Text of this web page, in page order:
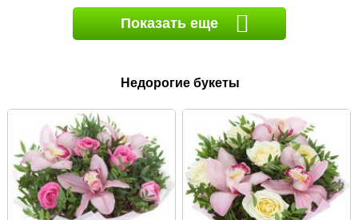
Показать еще
Недорогие букеты